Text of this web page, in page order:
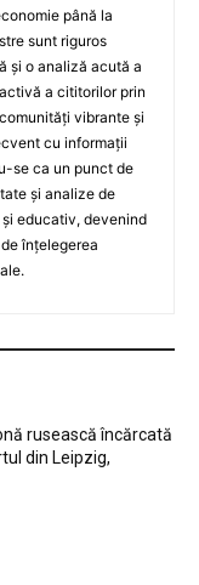
până la
sunt riguros
și o analiză acută a
a cititorilor prin
vibrante și
cu informații
se ca un punct de
și analize de
educativ, devenind
înțelegerea
rusească încărcată
din Leipzig,